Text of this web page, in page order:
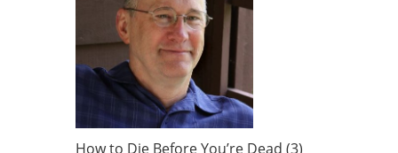
How to Die Before You’re Dead (3)